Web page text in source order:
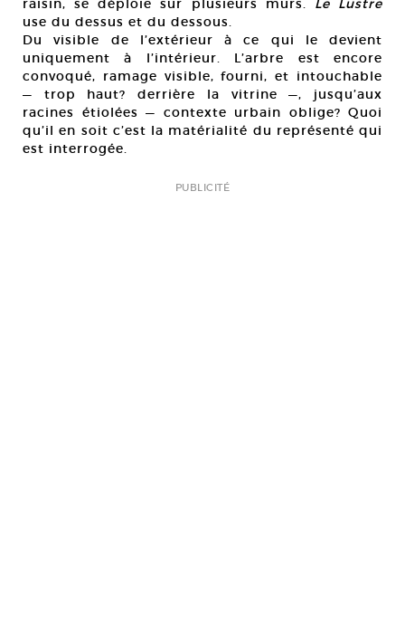
raisin, se déploie sur plusieurs murs. Le Lustre
use du dessus et du dessous.
Du visible de l’extérieur à ce qui le devient
uniquement à l’intérieur. L’arbre est encore
convoqué, ramage visible, fourni, et intouchable
— trop haut? derrière la vitrine —, jusqu’aux
racines étiolées — contexte urbain oblige? Quoi
qu’il en soit c’est la matérialité du représenté qui
est interrogée.
PUBLICITÉ